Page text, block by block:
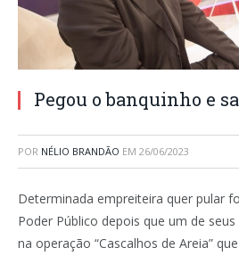
Pegou o banquinho e
POR NÉLIO BRANDÃO EM 26/06/2023
Determinada empreiteira quer pular
Poder Público depois que um de
na operação “Cascalhos de Areia”